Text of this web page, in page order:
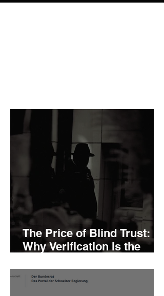
The Price of Blind Trust:
Why Verification Is the
Will Ever Buy